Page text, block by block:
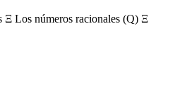
Ξ Los números racionales (Q) Ξ